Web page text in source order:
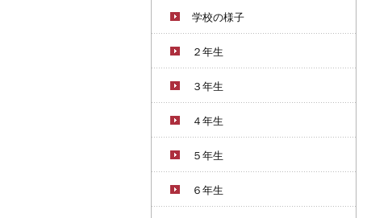
学校の様子
２年生
３年生
４年生
５年生
６年生